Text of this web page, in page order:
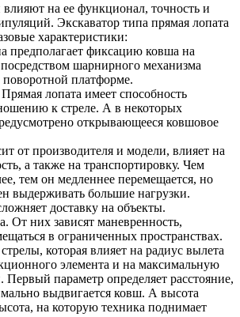
на ее функционал, точность и
Экскаватор типа прямая лопата
характеристики:
предполагает фиксацию ковша на
посредством шарнирного механизма
платформе.
лопата имеет способность
к стреле. А в некоторых
открывающееся ковшовое
от производителя и модели, влияет на
а также на транспортировку. Чем
тем он медленнее перемещается, но
выдерживать большие нагрузки.
доставку на объекты.
От них зависят маневренность,
в ограниченных пространствах.
которая влияет на радиус вылета
элемента и на максимальную
Первый параметр определяет расстояние,
выдвигается ковш. А высота
на которую техника поднимает